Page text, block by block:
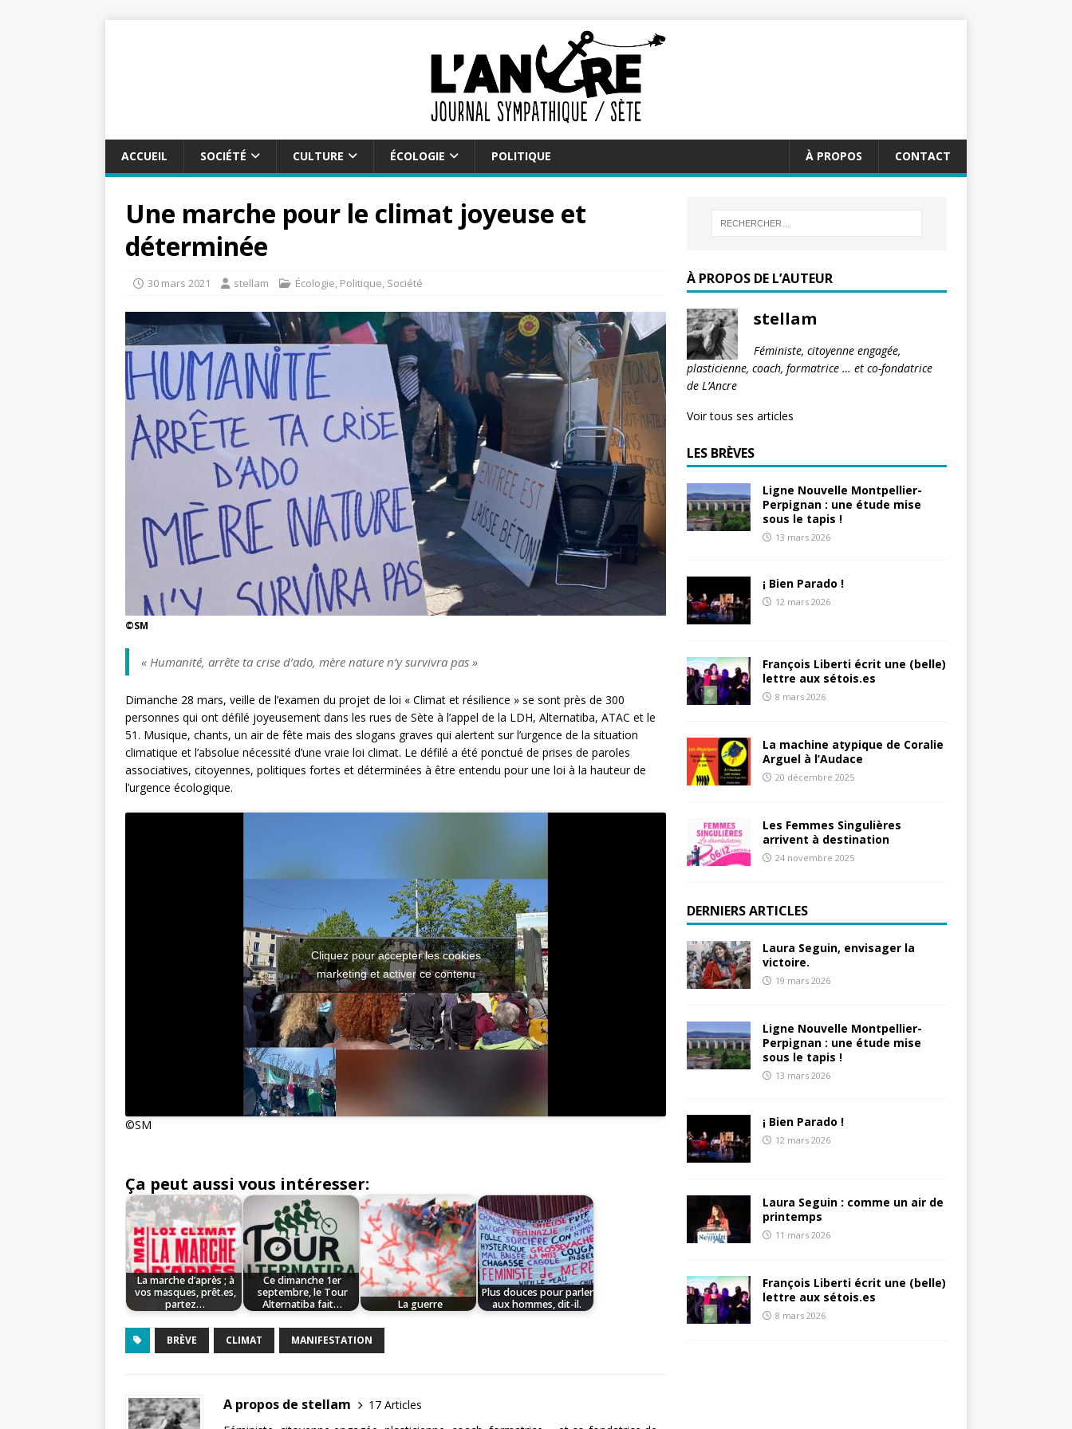
ACCUEIL SOCIÉTÉ CULTURE ÉCOLOGIE POLITIQUE CONTACT
À PROPOS
Une marche pour le climat joyeuse et
déterminée
30 mars 2021 stellam Écologie, Politique, Société
©️SM
« Humanité, arrête ta crise d’ado, mère nature n’y survivra pas »
Dimanche 28 mars, veille de l’examen du projet de loi « Climat et résilience » se sont près de 300
personnes qui ont défilé joyeusement dans les rues de Sète à l’appel de la LDH, Alternatiba, ATAC et le
51. Musique, chants, un air de fête mais des slogans graves qui alertent sur l’urgence de la situation
climatique et l’absolue nécessité d’une vraie loi climat. Le défilé a été ponctué de prises de paroles
associatives, citoyennes, politiques fortes et déterminées à être entendu pour une loi à la hauteur de
l’urgence écologique.
Cliquez pour accepter les cookies
marketing et activer ce contenu
©️SM
Ça peut aussi vous intéresser:
La marche d’après ; à
vos masques, prêt.es,
partez…
Ce dimanche 1er
septembre, le Tour
Alternatiba fait…
La guerre
Plus douces pour parler
aux hommes, dit-il.
BRÈVE CLIMAT MANIFESTATION
A propos de stellam
17 Articles
À PROPOS DE L’AUTEUR
stellam
Féministe, citoyenne engagée,
plasticienne, coach, formatrice … et co-fondatrice
de L’Ancre
Voir tous ses articles
LES BRÈVES
Ligne Nouvelle Montpellier-
Perpignan : une étude mise
sous le tapis !
13 mars 2026
¡ Bien Parado !
12 mars 2026
François Liberti écrit une (belle)
lettre aux sétois.es
8 mars 2026
La machine atypique de Coralie
Arguel à l’Audace
20 décembre 2025
Les Femmes Singulières
arrivent à destination
24 novembre 2025
DERNIERS ARTICLES
Laura Seguin, envisager la
victoire.
19 mars 2026
Ligne Nouvelle Montpellier-
Perpignan : une étude mise
sous le tapis !
13 mars 2026
¡ Bien Parado !
12 mars 2026
Laura Seguin : comme un air de
printemps
11 mars 2026
François Liberti écrit une (belle)
lettre aux sétois.es
8 mars 2026